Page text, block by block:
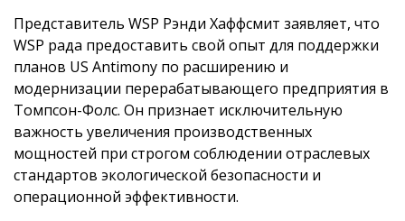
Представитель WSP Рэнди Хаффсмит заявляет, что
WSP рада предоставить свой опыт для поддержки
планов US Antimony по расширению и
модернизации перерабатывающего предприятия в
Томпсон-Фолс. Он признает исключительную
важность увеличения производственных
мощностей при строгом соблюдении отраслевых
стандартов экологической безопасности и
операционной эффективности.